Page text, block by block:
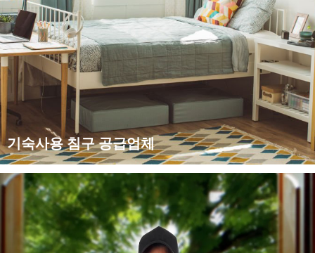
기숙사용 침구 공급업체
1. 적용 분야: 캠퍼스 내 기숙사에서 생활하는 많은 학생들이 기숙
사용 침구를 구매해야 합니다. 이들의 침대는 일반적으로 수면을
위한 매트리스를 필요로 합니다. 2. 핵심 제품 특징 및 B2B 솔루
션의 장점: 당사의...